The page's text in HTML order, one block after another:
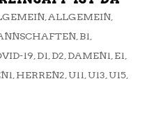
, ALLGEMEIN,
, B1
19 D1 D2 DAMEN1 E1
HERREN2 U11 U13 U15,